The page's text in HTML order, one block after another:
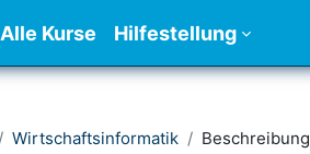
Alle Kurse Hilfestellung
Wirtschaftsinformatik Beschreibung